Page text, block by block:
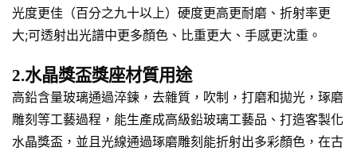
光度更佳（百分之九十以上）硬度更高更耐磨、折射率更
大;可透射出光譜中更多顏色、比重更大、手感更沈重。
2.水晶獎盃獎座材質用途
高鉛含量玻璃通過淬鍊，去雜質，吹制，打磨和拋光，琢磨
雕刻等工藝過程，能生產成高級鉛玻璃工藝品、打造客製化
水晶獎盃，並且光線通過琢磨雕刻能折射出多彩顏色，在古